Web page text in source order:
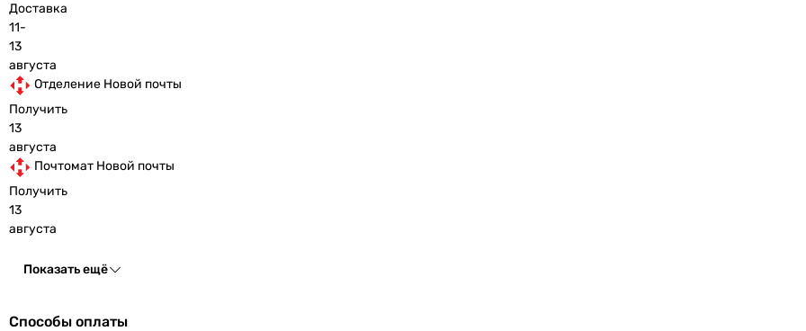
Доставка
11-
13
августа
Отделение Новой почты
Получить
13
августа
Почтомат Новой почты
Получить
13
августа
Показать ещё
Способы оплаты